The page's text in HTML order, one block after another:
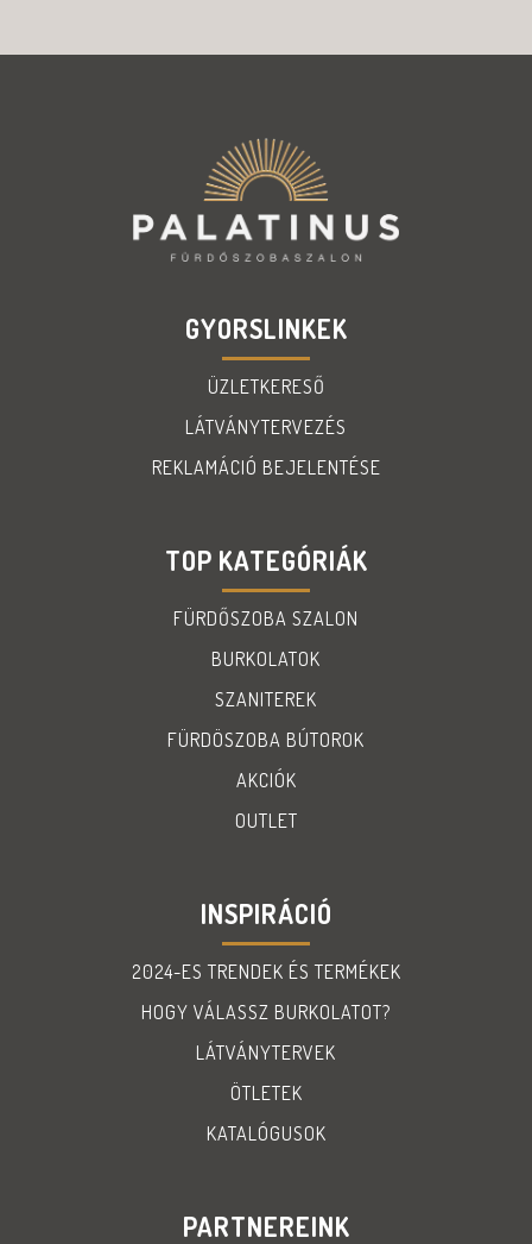
GYORSLINKEK
ÜZLETKERESŐ
LÁTVÁNYTERVEZÉS
REKLAMÁCIÓ BEJELENTÉSE
TOP KATEGÓRIÁK
FÜRDŐSZOBA SZALON
BURKOLATOK
SZANITEREK
FÜRDÖSZOBA BÚTOROK
AKCIÓK
OUTLET
INSPIRÁCIÓ
2024-ES TRENDEK ÉS TERMÉKEK
HOGY VÁLASSZ BURKOLATOT?
LÁTVÁNYTERVEK
ÖTLETEK
KATALÓGUSOK
PARTNEREINK